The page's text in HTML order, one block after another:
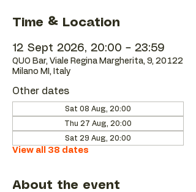
Time & Location
12 Sept 2026, 20:00 – 23:59
QUO Bar, Viale Regina Margherita, 9, 20122
Milano MI, Italy
Other dates
Sat 08 Aug, 20:00
Thu 27 Aug, 20:00
Sat 29 Aug, 20:00
View all 38 dates
About the event